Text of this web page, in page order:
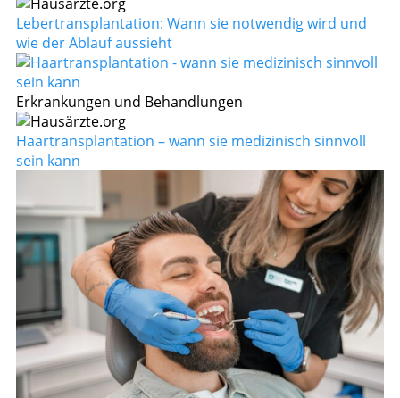
Lebertransplantation: Wann sie notwendig wird und
wie der Ablauf aussieht
Erkrankungen und Behandlungen
Haartransplantation – wann sie medizinisch sinnvoll
sein kann